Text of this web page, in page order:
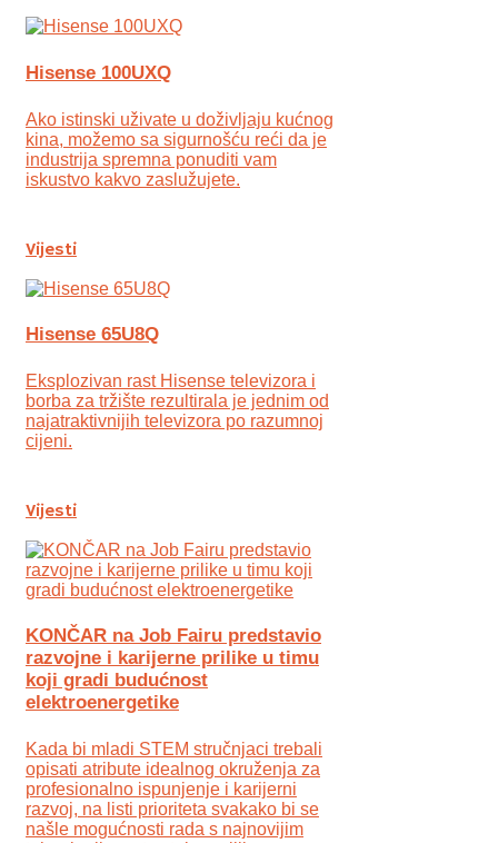
Hisense 100UXQ
Ako istinski uživate u doživljaju kućnog
kina, možemo sa sigurnošću reći da je
industrija spremna ponuditi vam
iskustvo kakvo zaslužujete.
Vijesti
Hisense 65U8Q
Eksplozivan rast Hisense televizora i
borba za tržište rezultirala je jednim od
najatraktivnijih televizora po razumnoj
cijeni.
Vijesti
KONČAR na Job Fairu predstavio
razvojne i karijerne prilike u timu
koji gradi budućnost
elektroenergetike
Kada bi mladi STEM stručnjaci trebali
opisati atribute idealnog okruženja za
profesionalno ispunjenje i karijerni
razvoj, na listi prioriteta svakako bi se
našle mogućnosti rada s najnovijim